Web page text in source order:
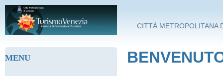
Salta al contenuto principale
CITTÀ METROPOLITANA
MENU